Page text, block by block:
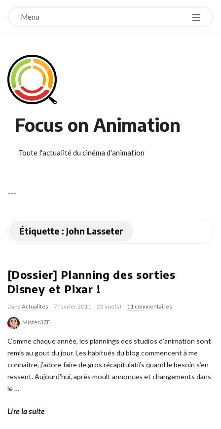
Menu
Focus on Animation
Toute l'actualité du cinéma d'animation
---
Étiquette : John Lasseter
[Dossier] Planning des sorties
Disney et Pixar !
Dans Actualités 7 février 2011 23 vue(s) 11 commentaires
Mister3ZE
Comme chaque année, les plannings des studios d’animation sont
remis au gout du jour. Les habitués du blog commencent à me
connaître, j’adore faire de gros récapitulatifs quand le besoin s’en
ressent. Aujourd’hui, après moult annonces et changements dans
le…
Lire la suite